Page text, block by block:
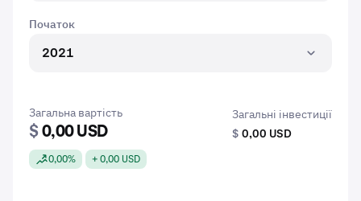
Початок
2021
Загальна вартість
$ 0,00 USD
0,00% + 0,00 USD
Загальні інвестиції
$ 0,00 USD